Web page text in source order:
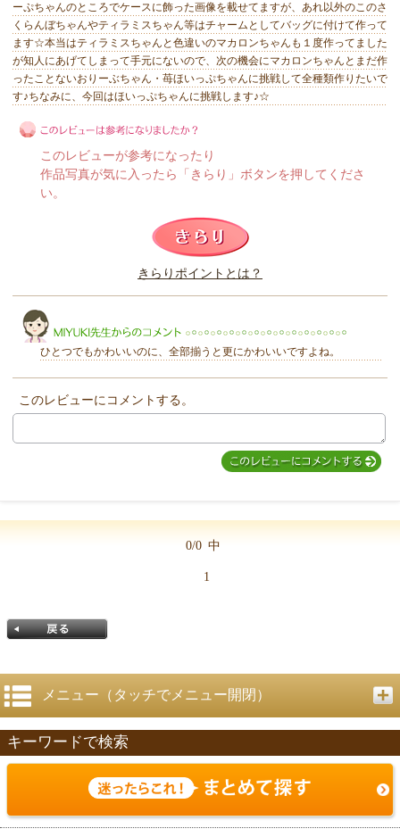
ーぷちゃんのところでケースに飾った画像を載せてますが、あれ以外のこのさ
くらんぼちゃんやティラミスちゃん等はチャームとしてバッグに付けて作って
ます☆本当はティラミスちゃんと色違いのマカロンちゃんも１度作ってました
が知人にあげてしまって手元にないので、次の機会にマカロンちゃんとまだ作
ったことないおりーぶちゃん・苺ほいっぷちゃんに挑戦して全種類作りたいで
す♪ちなみに、今回はほいっぷちゃんに挑戦します♪☆
このレビューは参考になりましたか？
このレビューが参考になったり
作品写真が気に入ったら「きらり」ボタンを押してくださ
い。
きらりポイントとは？
MIYUKI先生からのコメント
ひとつでもかわいいのに、全部揃うと更にかわいいですよね。
このレビューにコメントする。
0/0 中
1
戻る
メニュー（タッチでメニュー開閉）
キーワードで検索